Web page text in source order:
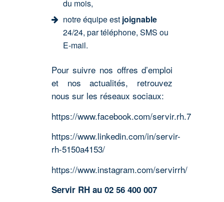
du mois,
notre équipe estjoignable
24/24, par téléphone, SMS ou
E-mail.
Pour suivre nos offres d’emploi
et nos actualités, retrouvez
nous sur les réseaux sociaux:
https://www.facebook.com/servir.rh.7
https://www.linkedin.com/in/servir-
rh-5150a4153/
https://www.instagram.com/servirrh/
Servir RH au 02 56 400 007